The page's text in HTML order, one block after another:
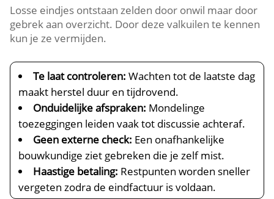
Losse eindjes ontstaan zelden door onwil maar door
gebrek aan overzicht.​ Door deze valkuilen te kennen
kun je ze vermijden.​
Te laat controleren: Wachten tot de laatste dag
maakt herstel duur en tijdrovend.​
Onduidelijke afspraken: Mondelinge
toezeggingen leiden vaak tot discussie achteraf.​
Geen externe check: Een onafhankelijke
bouwkundige ziet gebreken die je zelf mist.​
Haastige betaling: Restpunten worden sneller
vergeten zodra de eindfactuur is voldaan.​